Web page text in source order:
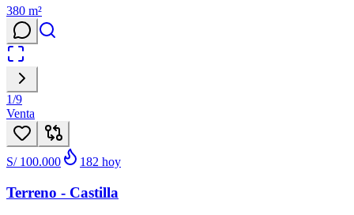
380 m²
1/9
Venta
S/ 100.000 182 hoy
Terreno - Castilla